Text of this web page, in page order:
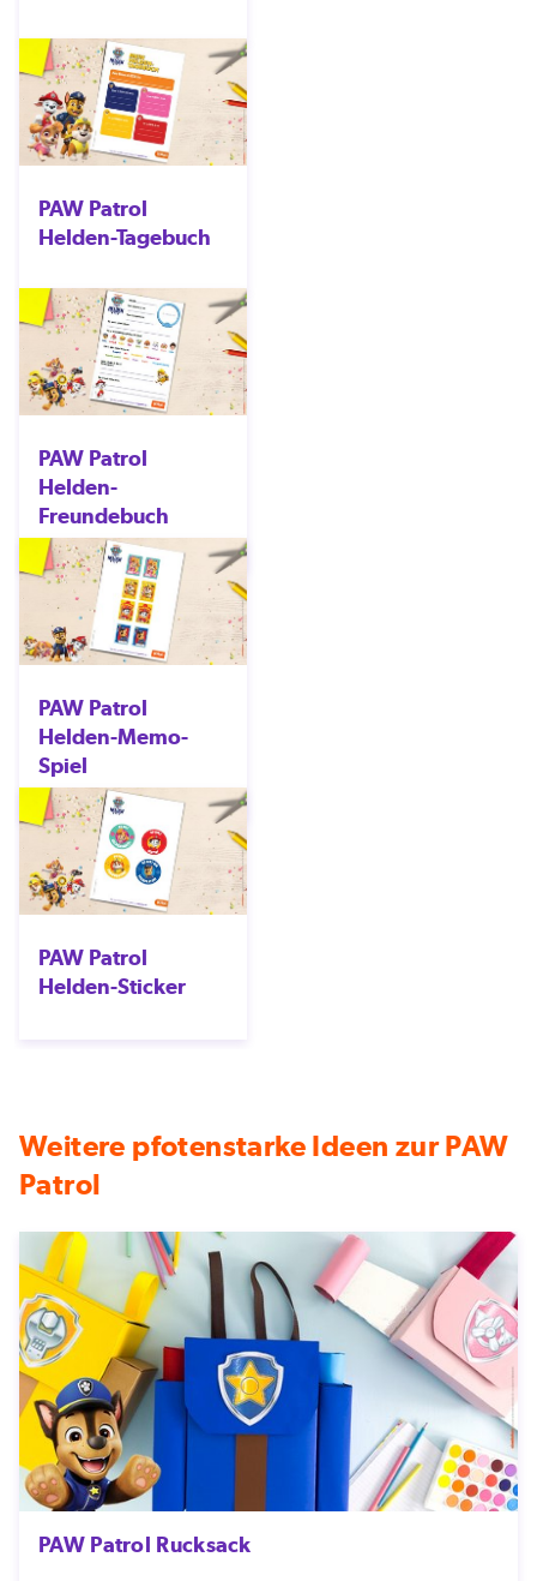
PAW Patrol
Helden-Tagebuch
PAW Patrol
Helden-
Freundebuch
PAW Patrol
Helden-Memo-
Spiel
PAW Patrol
Helden-Sticker
Weitere pfotenstarke Ideen zur PAW
Patrol
PAW Patrol Rucksack